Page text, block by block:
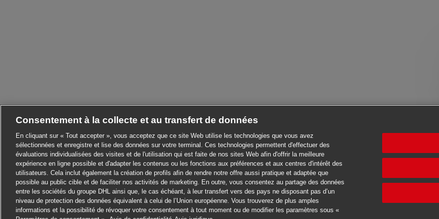
Consentement à la collecte et au transfert de données
En cliquant sur « Tout accepter », vous acceptez que ce site Web utilise les technologies que vous avez
sélectionnées et enregistre et lise des données sur votre terminal. Ces technologies permettent d'effectuer des
évaluations individualisées des visites et de l'utilisation qui est faite de nos sites Web afin d'offrir la meilleure
expérience en ligne possible et d'adapter les contenus ou les fonctions aux préférences et aux centres d'intérêt des
utilisateurs. Cela inclut également la création de profils afin de rendre notre offre aussi pratique et adaptée que
possible au public cible et de faciliter nos activités de marketing. En outre, vous consentez au partage des données
entre les sociétés du groupe DHL ainsi que, le cas échéant, à leur transfert vers des pays ne disposant pas d’un
niveau de protection des données équivalent à celui de l’Union européenne. Vous trouverez de plus amples
informations et la possibilité de révoquer votre consentement à tout moment ou de modifier les paramètres sous «